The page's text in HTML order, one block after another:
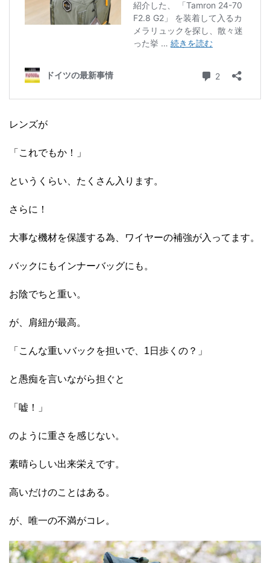
レンズが
「これでもか！」
というくらい、たくさん入ります。
さらに！
大事な機材を保護する為、ワイヤーの補強が入ってます。
バックにもインナーバッグにも。
お陰でちと重い。
が、肩紐が最高。
「こんな重いバックを担いで、1日歩くの？」
と愚痴を言いながら担ぐと
「嘘！」
のように重さを感じない。
素晴らしい出来栄えです。
高いだけのことはある。
が、唯一の不満がコレ。